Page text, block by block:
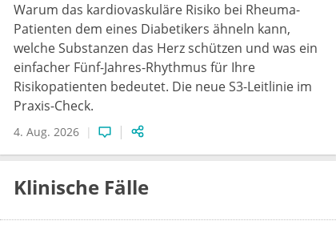
Warum das kardiovaskuläre Risiko bei Rheuma-
Patienten dem eines Diabetikers ähneln kann,
welche Substanzen das Herz schützen und was ein
einfacher Fünf-Jahres-Rhythmus für Ihre
Risikopatienten bedeutet. Die neue S3-Leitlinie im
Praxis-Check.
4. Aug. 2026
Klinische Fälle